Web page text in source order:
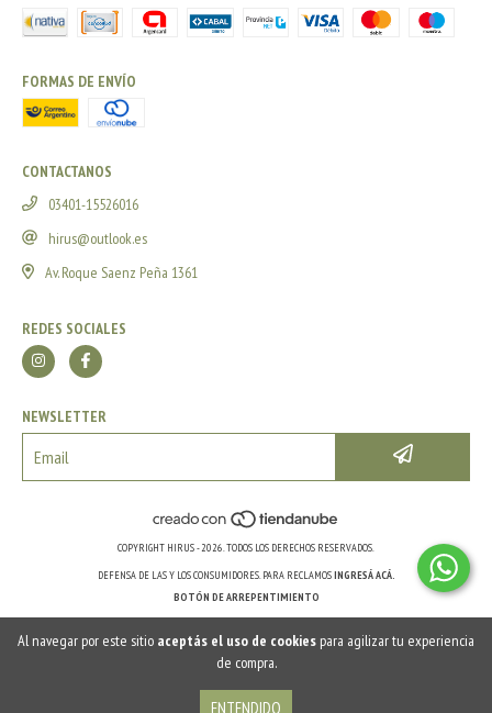
Al navegar por este sitio aceptás el uso de cookies para agilizar tu experiencia
de compra.
ENTENDIDO
FORMAS DE ENVÍO
CONTACTANOS
03401-15526016
hirus@outlook.es
Av. Roque Saenz Peña 1361
REDES SOCIALES
NEWSLETTER
COPYRIGHT HIRUS - 2026. TODOS LOS DERECHOS RESERVADOS.
DEFENSA DE LAS Y LOS CONSUMIDORES. PARA RECLAMOSINGRESÁ ACÁ.
BOTÓN DE ARREPENTIMIENTO